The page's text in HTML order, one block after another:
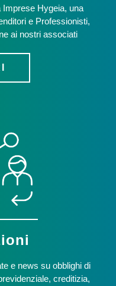
Imprese Hygeia, una
e Professionisti,
ai nostri associati
e news su obblighi di
creditizia,